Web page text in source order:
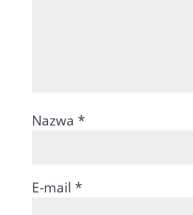
Nazwa *
E-mail *